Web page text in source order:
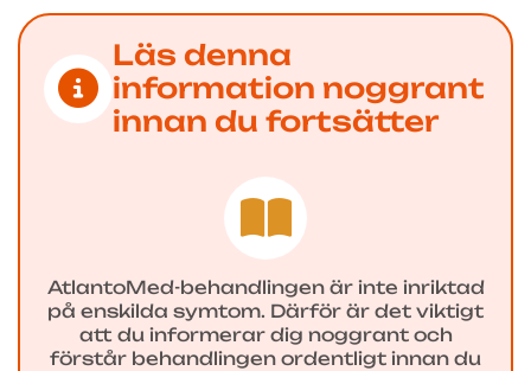
Läs denna
information noggrant
innan du fortsätter
AtlantoMed-behandlingen är inte inriktad
på enskilda symtom. Därför är det viktigt
att du informerar dig noggrant och
förstår behandlingen ordentligt innan du